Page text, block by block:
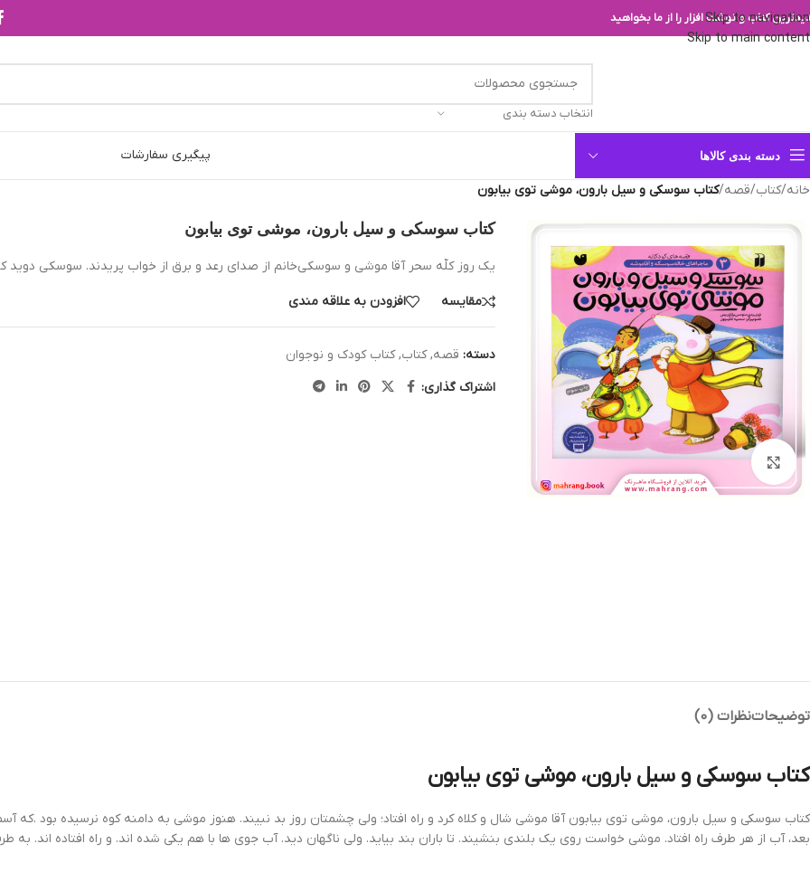
Skip to navigation
Skip to main content
کتاب و نوشت افزار را از ما بخواهید
انتخاب دسته بندی
دسته بندی کالاها پیگیری سفارشات
خانه/کتاب/قصه/کتاب سوسکی و سیل بارون، موشی توی بیابون
بزرگنمایی تصویر
کتاب سوسکی و سیل بارون، موشی توی بیابون
يك روز كلّه سحر آقا موشى و سوسكى‌خانم از صداى رعد و برق از خواب پريدند. سوسكى دويد
مقایسه افزودن به علاقه مندی
دسته: قصه, کتاب, کتاب کودک و نوجوان
اشتراک گذاری:
توضیحاتنظرات (0)
کتاب سوسکی و سیل بارون، موشی توی بیابون
کتاب سوسکی و سیل بارون، موشی توی بیابون آقا موشی شال و کلاه کرد و راه افتاد؛ ولی چشمتان روز بد نبیند. هنوز موشی به دامنه کوه نرسیده بود .که
بعد، آب از هر طرف راه افتاد. موشی خواست روی یک بلندی بنشیند. تا باران بند بیاید. ولی ناگهان دید. آب جوی ها با هم یکی شده اند. و راه افتاده اند.